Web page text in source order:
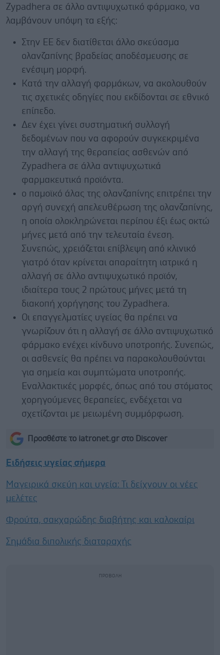
Zypadhera σε άλλο αντιψυχωτικό φάρμακο, να
λαμβάνουν υπόψη τα εξής:
Στην ΕΕ δεν διατίθεται άλλο σκεύασμα
ολανζαπίνης βραδείας αποδέσμευσης σε
ενέσιμη μορφή.
Κατά την αλλαγή φαρμάκων, να ακολουθούν
τις σχετικές οδηγίες που εκδίδονται σε εθνικό
επίπεδο.
Δεν έχει γίνει συστηματική συλλογή
δεδομένων που να αφορούν συγκεκριμένα
την αλλαγή της θεραπείας ασθενών από
Zypadhera σε άλλα αντιψυχωτικά
φαρμακευτικά προϊόντα.
ο παμοϊκό άλας της ολανζαπίνης επιτρέπει την
αργή συνεχή απελευθέρωση της ολανζαπίνης,
η οποία ολοκληρώνεται περίπου έξι έως οκτώ
μήνες µετά από την τελευταία ένεση.
Συνεπώς, χρειάζεται επίβλεψη από κλινικό
γιατρό όταν κρίνεται απαραίτητη ιατρικά η
αλλαγή σε άλλο αντιψυχωτικό προϊόν,
ιδιαίτερα τους 2 πρώτους µήνες µετά τη
διακοπή χορήγησης του Zypadhera.
Οι επαγγελματίες υγείας θα πρέπει να
γνωρίζουν ότι η αλλαγή σε άλλο αντιψυχωτικό
φάρμακο ενέχει κίνδυνο υποτροπής. Συνεπώς,
οι ασθενείς θα πρέπει να παρακολουθούνται
για σημεία και συμπτώματα υποτροπής.
Εναλλακτικές μορφές, όπως από του στόματος
χορηγούμενες θεραπείες, ενδέχεται να
σχετίζονται με μειωμένη συμμόρφωση.
Προσθέστε το iatronet.gr στο Discover
Ειδήσεις υγείας σήμερα
Μαγειρικά σκεύη και υγεία: Τι δείχνουν οι νέες
μελέτες
Φρούτα, σακχαρώδης διαβήτης και καλοκαίρι
Σημάδια διπολικής διαταραχής